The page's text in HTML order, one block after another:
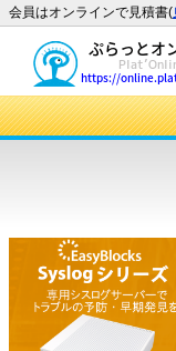
会員はオンラインで見積書(